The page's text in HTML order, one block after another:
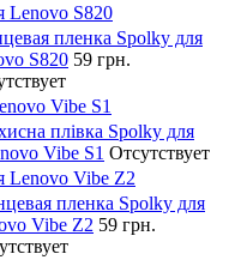
Lenovo S820
пленка Spolky для
S820 59 грн.
Vibe S1
плівка Spolky для
Vibe S1 Отсутствует
Lenovo Vibe Z2
пленка Spolky для
Vibe Z2 59 грн.